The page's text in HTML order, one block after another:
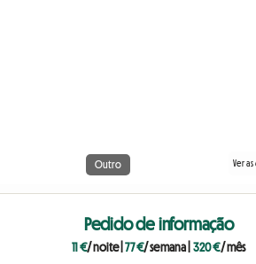
Outro Ver
Pedido de informação
11 €/ noite|77 €/ semana 320 €/ mês